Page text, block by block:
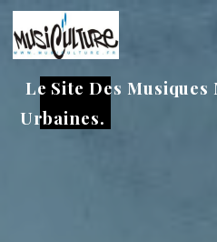
Aller
au
contenu
Le Site Des Musiques
Urbaines.